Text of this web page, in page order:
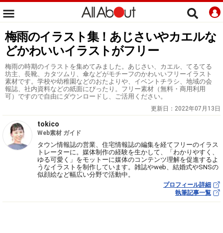
梅雨のイラスト集！あじさいやカエルな
どかわいいイラストがフリー
梅雨の時期のイラストを集めてみました。あじさい、カエル、てるてる
坊主、長靴、カタツムリ、傘などがモチーフのかわいいフリーイラスト
素材です。学校や幼稚園などのおたよりや、イベントチラシ、地域の会
報誌、社内資料などの紙面にぴったり。フリー素材（無料・商用利用
可）ですので自由にダウンロードし、ご活用ください。
更新日： 2022年07月13日
tokico
Web素材 ガイド
タウン情報誌の営業、住宅情報誌の編集を経てフリーのイラス
トレーターに。媒体制作の経験を生かして、「わかりやすく、
ゆる可愛く」をモットーに媒体のコンテンツ理解を促進するよ
うなイラストを制作しています。雑誌やweb、結婚式やSNSの
似顔絵など幅広い分野で活動中。
プロフィール詳細
執筆記事一覧